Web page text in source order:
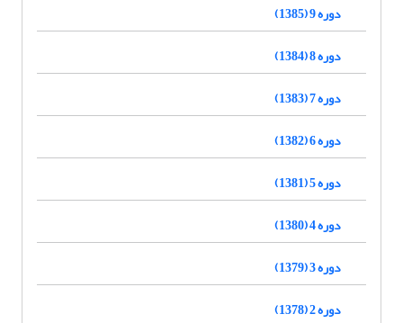
دوره 9 (1385)
دوره 8 (1384)
دوره 7 (1383)
دوره 6 (1382)
دوره 5 (1381)
دوره 4 (1380)
دوره 3 (1379)
دوره 2 (1378)